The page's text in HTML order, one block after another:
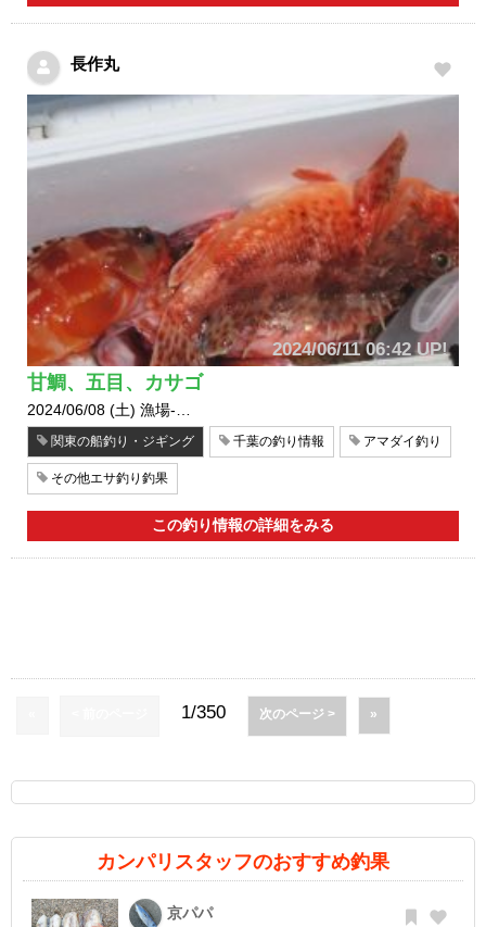
長作丸
2024/06/11 06:42 UP!
甘鯛、五目、カサゴ
2024/06/08 (土) 漁場-…
関東の船釣り・ジギング 千葉の釣り情報 アマダイ釣り
その他エサ釣り釣果
この釣り情報の詳細をみる
1/350 次のページ > »
カンパリスタッフのおすすめ釣果
京パパ